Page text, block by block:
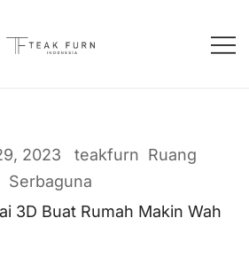
2023 teakfurn Ruang
Serbaguna
3D Buat Rumah Makin Wah